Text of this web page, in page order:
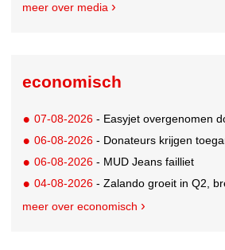
meer over media
economisch
07-08-2026 - Easyjet overgenomen door
06-08-2026 - Donateurs krijgen toegang tot diepgaandere
06-08-2026 - MUD Jeans failliet
04-08-2026 - Zalando groeit in Q2, breidt B2B
meer over economisch